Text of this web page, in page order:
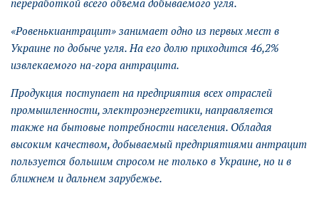
переработкой всего объема добываемого угля.
«Ровенькиантрацит» занимает одно из первых мест в
Украине по добыче угля. На его долю приходится 46,2%
извлекаемого на-гора антрацита.
Продукция поступает на предприятия всех отраслей
промышленности, электроэнергетики, направляется
также на бытовые потребности населения. Обладая
высоким качеством, добываемый предприятиями антрацит
пользуется большим спросом не только в Украине, но и в
ближнем и дальнем зарубежье.